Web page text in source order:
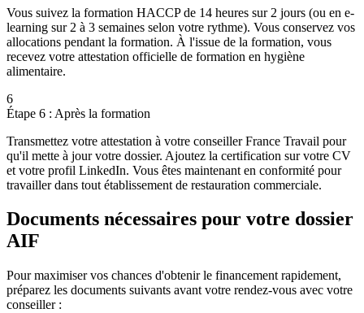
Vous suivez la formation HACCP de 14 heures sur 2 jours (ou en e-
learning sur 2 à 3 semaines selon votre rythme). Vous conservez vos
allocations pendant la formation. À l'issue de la formation, vous
recevez votre attestation officielle de formation en hygiène
alimentaire.
6
Étape 6 : Après la formation
Transmettez votre attestation à votre conseiller France Travail pour
qu'il mette à jour votre dossier. Ajoutez la certification sur votre CV
et votre profil LinkedIn. Vous êtes maintenant en conformité pour
travailler dans tout établissement de restauration commerciale.
Documents nécessaires pour votre dossier
AIF
Pour maximiser vos chances d'obtenir le financement rapidement,
préparez les documents suivants avant votre rendez-vous avec votre
conseiller :